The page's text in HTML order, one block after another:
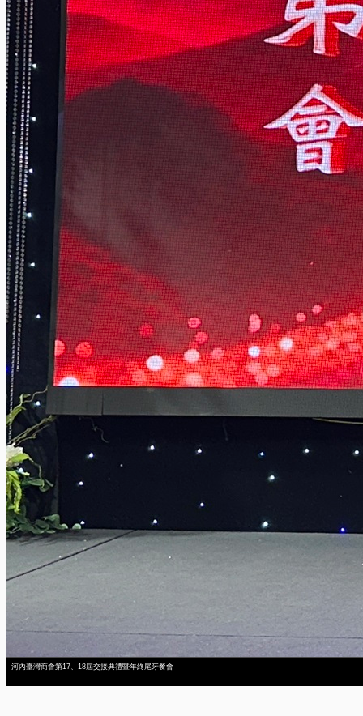
河內臺灣商會第17、18屆交接典禮暨年終尾牙餐會